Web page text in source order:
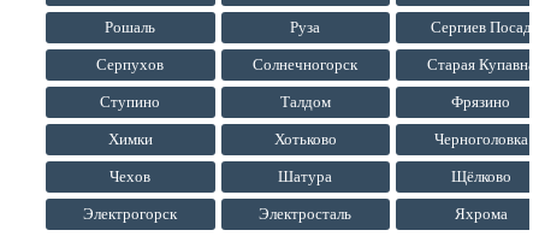
Рошаль Руза Сергиев Посад
Серпухов Солнечногорск Старая Купавна
Ступино Талдом Фрязино
Химки Хотьково Черноголовка
Чехов Шатура Щёлково
Электрогорск Электросталь Яхрома